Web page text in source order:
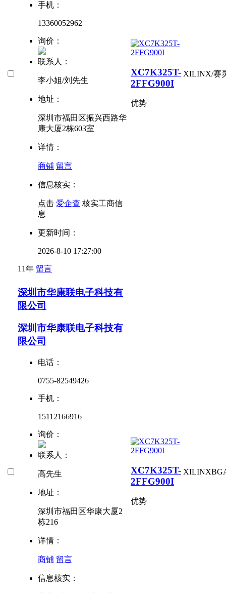
手机：
13360052962
询价：
联系人：
李小姐/刘先生
地址：
深圳市福田区振兴西路华
康大厦2栋603室
详情：
商铺 留言
信息核实：
点击 爱企查 核实工商信
息
更新时间：
2026-8-10 17:27:00
11年 留言
XC7K325T-
2FFG900I
优势
XILINX/赛
深圳市华康联电子科技有
限公司
深圳市华康联电子科技有
限公司
电话：
0755-82549426
手机：
15112166916
询价：
联系人：
高先生
地址：
深圳市福田区华康大厦2
栋216
详情：
商铺 留言
信息核实：
XC7K325T-
2FFG900I
优势
XILINX